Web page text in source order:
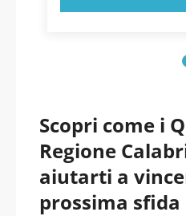
Scopri come i
Regione
aiutarti a
prossima